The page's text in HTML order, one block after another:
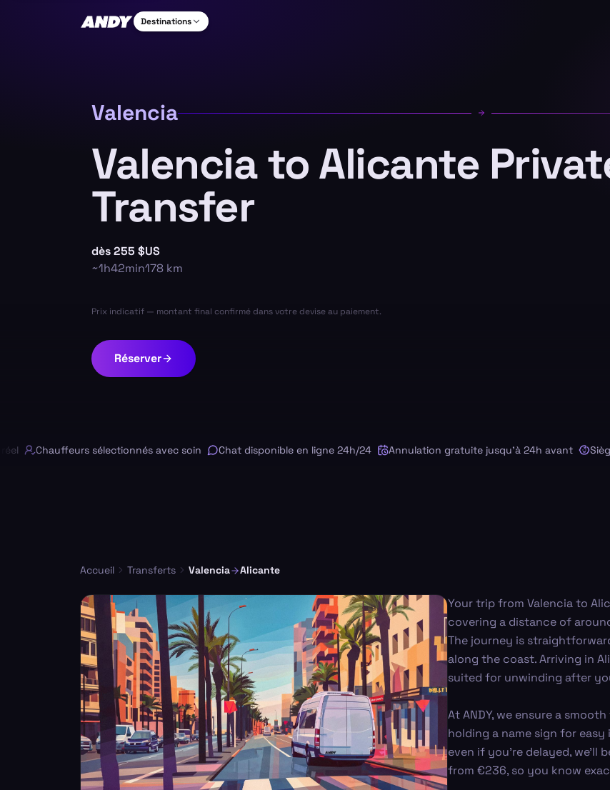
Destinations
Valencia
Valencia to Alicante
Transfer
dès255 $US
~1h42min178 km
Prix indicatif — montant final confirmé dans votre devise au paiement.
Réserver
Chauffeurs sélectionnés avec soin Chat disponible en ligne 24h/24 Annulation gratuite jusqu'à 24h avant Siège
Accueil Transferts Valencia Alicante
Your trip from Valencia to
covering a distance of
The journey is
along the coast. Arriving in
suited for unwinding after
At ANDY, we ensure a
holding a name sign for
even if you're delayed, we’ll
from €236, so you know